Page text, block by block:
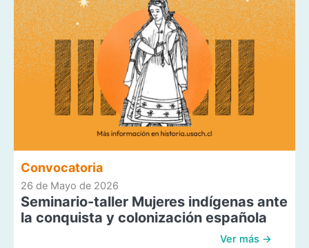
Convocatoria
26 de Mayo de 2026
Seminario-taller Mujeres indígenas ante
la conquista y colonización española
Ver más →